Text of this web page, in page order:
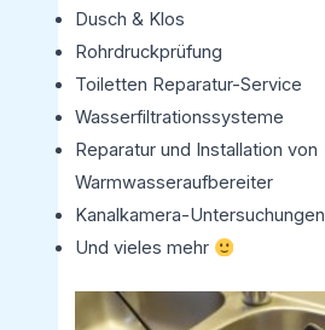
Dusch & Klos
Rohrdruckprüfung
Toiletten Reparatur-Service
Wasserfiltrationssysteme
Reparatur und Installation von
Warmwasseraufbereiter
Kanalkamera-Untersuchungen
Und vieles mehr